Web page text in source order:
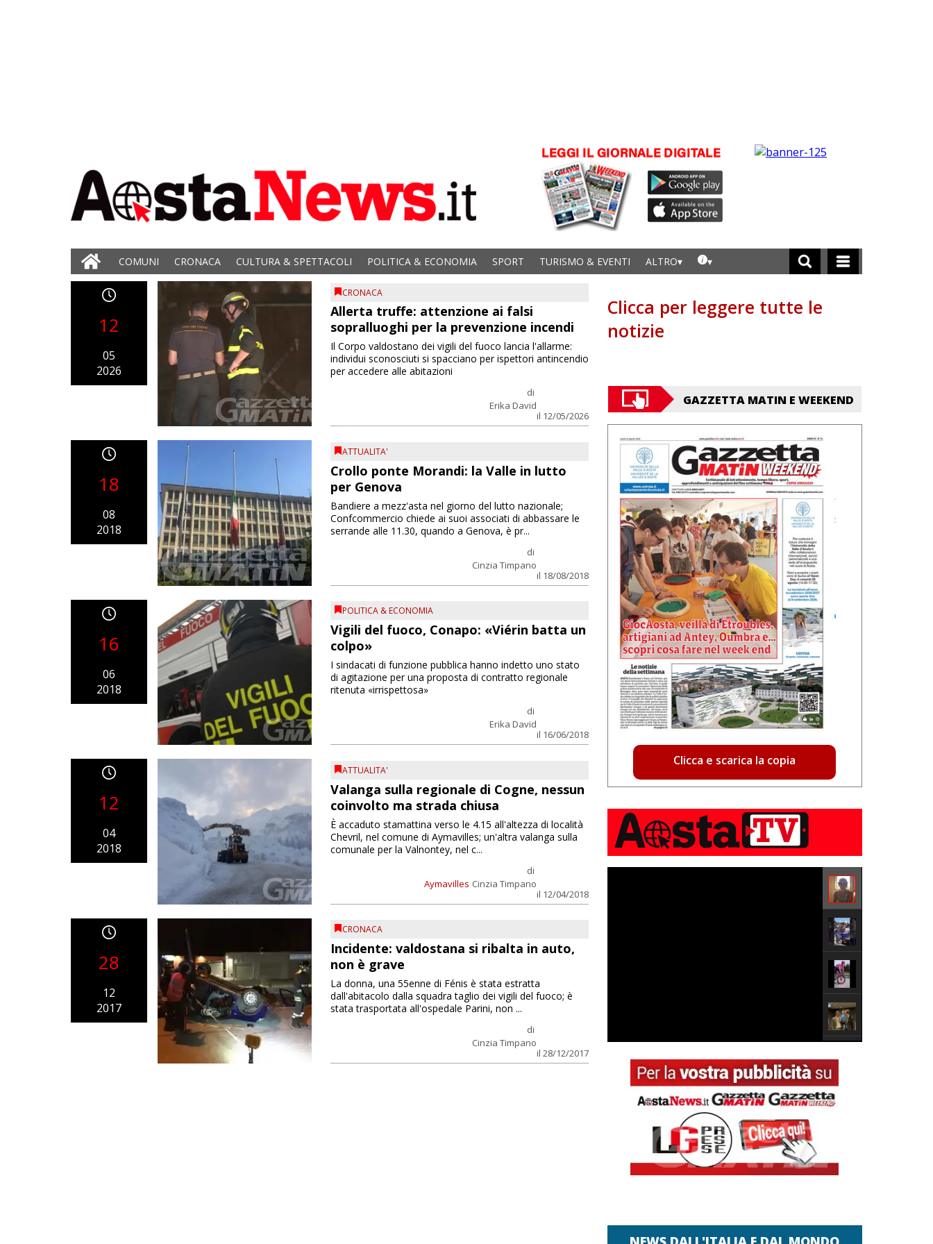
COMUNI CRONACA CULTURA & SPETTACOLI POLITICA & ECONOMIA SPORT TURISMO & EVENTI ALTRO
12
05
2026
CRONACA
Allerta truffe: attenzione ai falsi
sopralluoghi per la prevenzione incendi
di
Erika David
il 12/05/2026
Il Corpo valdostano dei vigili del fuoco lancia l'allarme:
individui sconosciuti si spacciano per ispettori antincendio
per accedere alle abitazioni
18
08
2018
ATTUALITA'
Crollo ponte Morandi: la Valle in lutto
per Genova
di
Cinzia Timpano
il 18/08/2018
Bandiere a mezz'asta nel giorno del lutto nazionale;
Confcommercio chiede ai suoi associati di abbassare le
serrande alle 11.30, quando a Genova, è pr...
16
06
2018
POLITICA & ECONOMIA
Vigili del fuoco, Conapo: «Viérin batta un
colpo»
di
Erika David
il 16/06/2018
I sindacati di funzione pubblica hanno indetto uno stato
di agitazione per una proposta di contratto regionale
ritenuta «irrispettosa»
12
04
2018
ATTUALITA'
Valanga sulla regionale di Cogne, nessun
coinvolto ma strada chiusa
Aymavilles
di
Cinzia Timpano
il 12/04/2018
È accaduto stamattina verso le 4.15 all'altezza di località
Chevril, nel comune di Aymavilles; un'altra valanga sulla
comunale per la Valnontey, nel c...
28
12
2017
CRONACA
Incidente: valdostana si ribalta in auto,
non è grave
di
Cinzia Timpano
il 28/12/2017
La donna, una 55enne di Fénis è stata estratta
dall'abitacolo dalla squadra taglio dei vigili del fuoco; è
stata trasportata all'ospedale Parini, non ...
Clicca per leggere tutte le
notizie
GAZZETTA MATIN E WEEKEND
Clicca e scarica la copia